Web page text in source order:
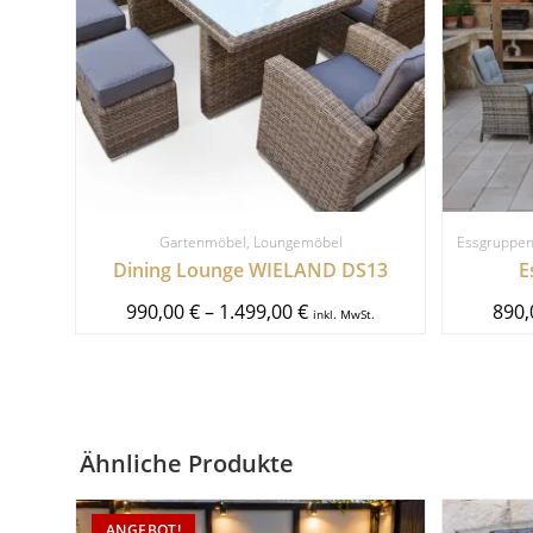
Gartenmöbel, Loungemöbel
Dining Lounge WIELAND DS13
990,00€– 1.499,00€Preisspanne:
990,00 €
inkl. MwSt.
Essgruppen
Ähnliche Produkte